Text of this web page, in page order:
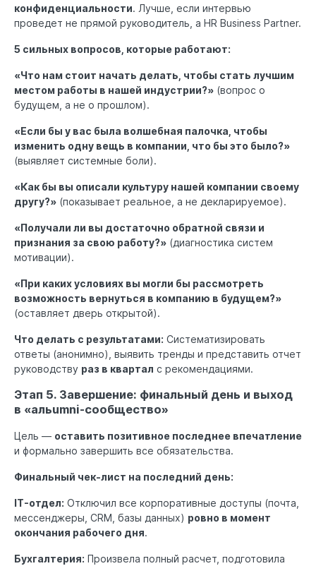
конфиденциальности. Лучше, если интервью
проведет не прямой руководитель, а HR Business Partner.
5 сильных вопросов, которые работают:
«Что нам стоит начать делать, чтобы стать лучшим
местом работы в нашей индустрии?» (вопрос о
будущем, а не о прошлом).
«Если бы у вас была волшебная палочка, чтобы
изменить одну вещь в компании, что бы это было?»
(выявляет системные боли).
«Как бы вы описали культуру нашей компании своему
другу?» (показывает реальное, а не декларируемое).
«Получали ли вы достаточно обратной связи и
признания за свою работу?» (диагностика систем
мотивации).
«При каких условиях вы могли бы рассмотреть
возможность вернуться в компанию в будущем?»
(оставляет дверь открытой).
Что делать с результатами: Систематизировать
ответы (анонимно), выявить тренды и представить отчет
руководству раз в квартал с рекомендациями.
Этап 5. Завершение: финальный день и выход
в «альumni-сообщество»
Цель — оставить позитивное последнее впечатление
и формально завершить все обязательства.
Финальный чек-лист на последний день:
IT-отдел: Отключил все корпоративные доступы (почта,
мессенджеры, CRM, базы данных) ровно в момент
окончания рабочего дня.
Бухгалтерия: Произвела полный расчет, подготовила